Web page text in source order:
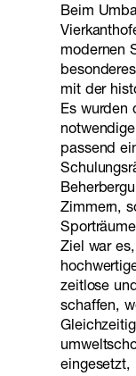
Beim
modernen
mit der
Es wurden
passend
Zimmern,
Ziel war
zeitlose
schaffen,
eingesetzt,